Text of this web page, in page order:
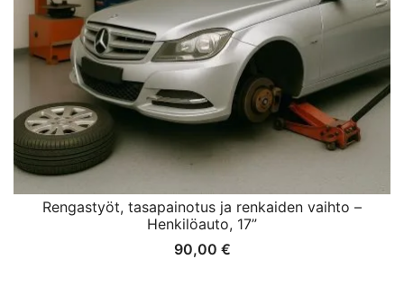
Rengastyöt, tasapainotus ja renkaiden vaihto –
Henkilöauto, 17”
90,00 €